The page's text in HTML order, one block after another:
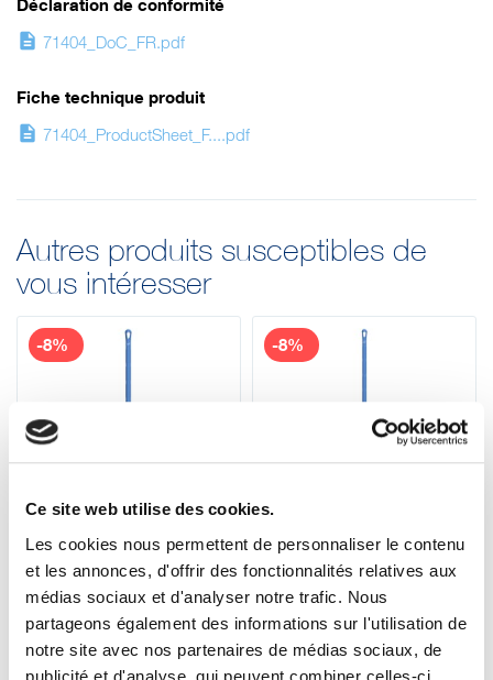
Ce site web utilise des cookies.
Les cookies nous permettent de personnaliser le contenu
et les annonces, d'offrir des fonctionnalités relatives aux
médias sociaux et d'analyser notre trafic. Nous
partageons également des informations sur l'utilisation de
notre site avec nos partenaires de médias sociaux, de
publicité et d'analyse, qui peuvent combiner celles-ci
Déclaration de conformité
description 71404_DoC_FR.pdf
Fiche technique produit
description 71404_ProductSheet_F....pdf
Autres produits susceptibles de
vous intéresser
29603
Manche Ultra-
Hygiénique Vikan,
Ø32 mm, 1300 mm
15,66 € HT17,02 € HT
18,79 € TTC 20,42 € TTC
-8%
29623
Manche Ultra-
Hygiénique Vikan,
Ø32 mm, 1500 mm
17,02 € HT 18,50 € HT
20,42 € TTC22,20 € TTC
-8%